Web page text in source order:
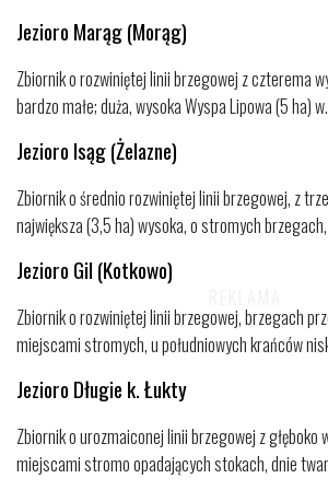
Jezioro Marąg (Morąg)
Zbiornik o rozwiniętej linii brzegowej z czterema
bardzo małe; duża, wysoka Wyspa Lipowa (5 ha)
Jezioro Isąg (Żelazne)
Zbiornik o średnio rozwiniętej linii brzegowej, z
największa (3,5 ha) wysoka, o stromych
Jezioro Gil (Kotkowo)
Zbiornik o rozwiniętej linii brzegowej, brzegach
miejscami stromych, u południowych krańców
Jezioro Długie k. Łukty
Zbiornik o urozmaiconej linii brzegowej z głęboko
miejscami stromo opadających stokach, dnie